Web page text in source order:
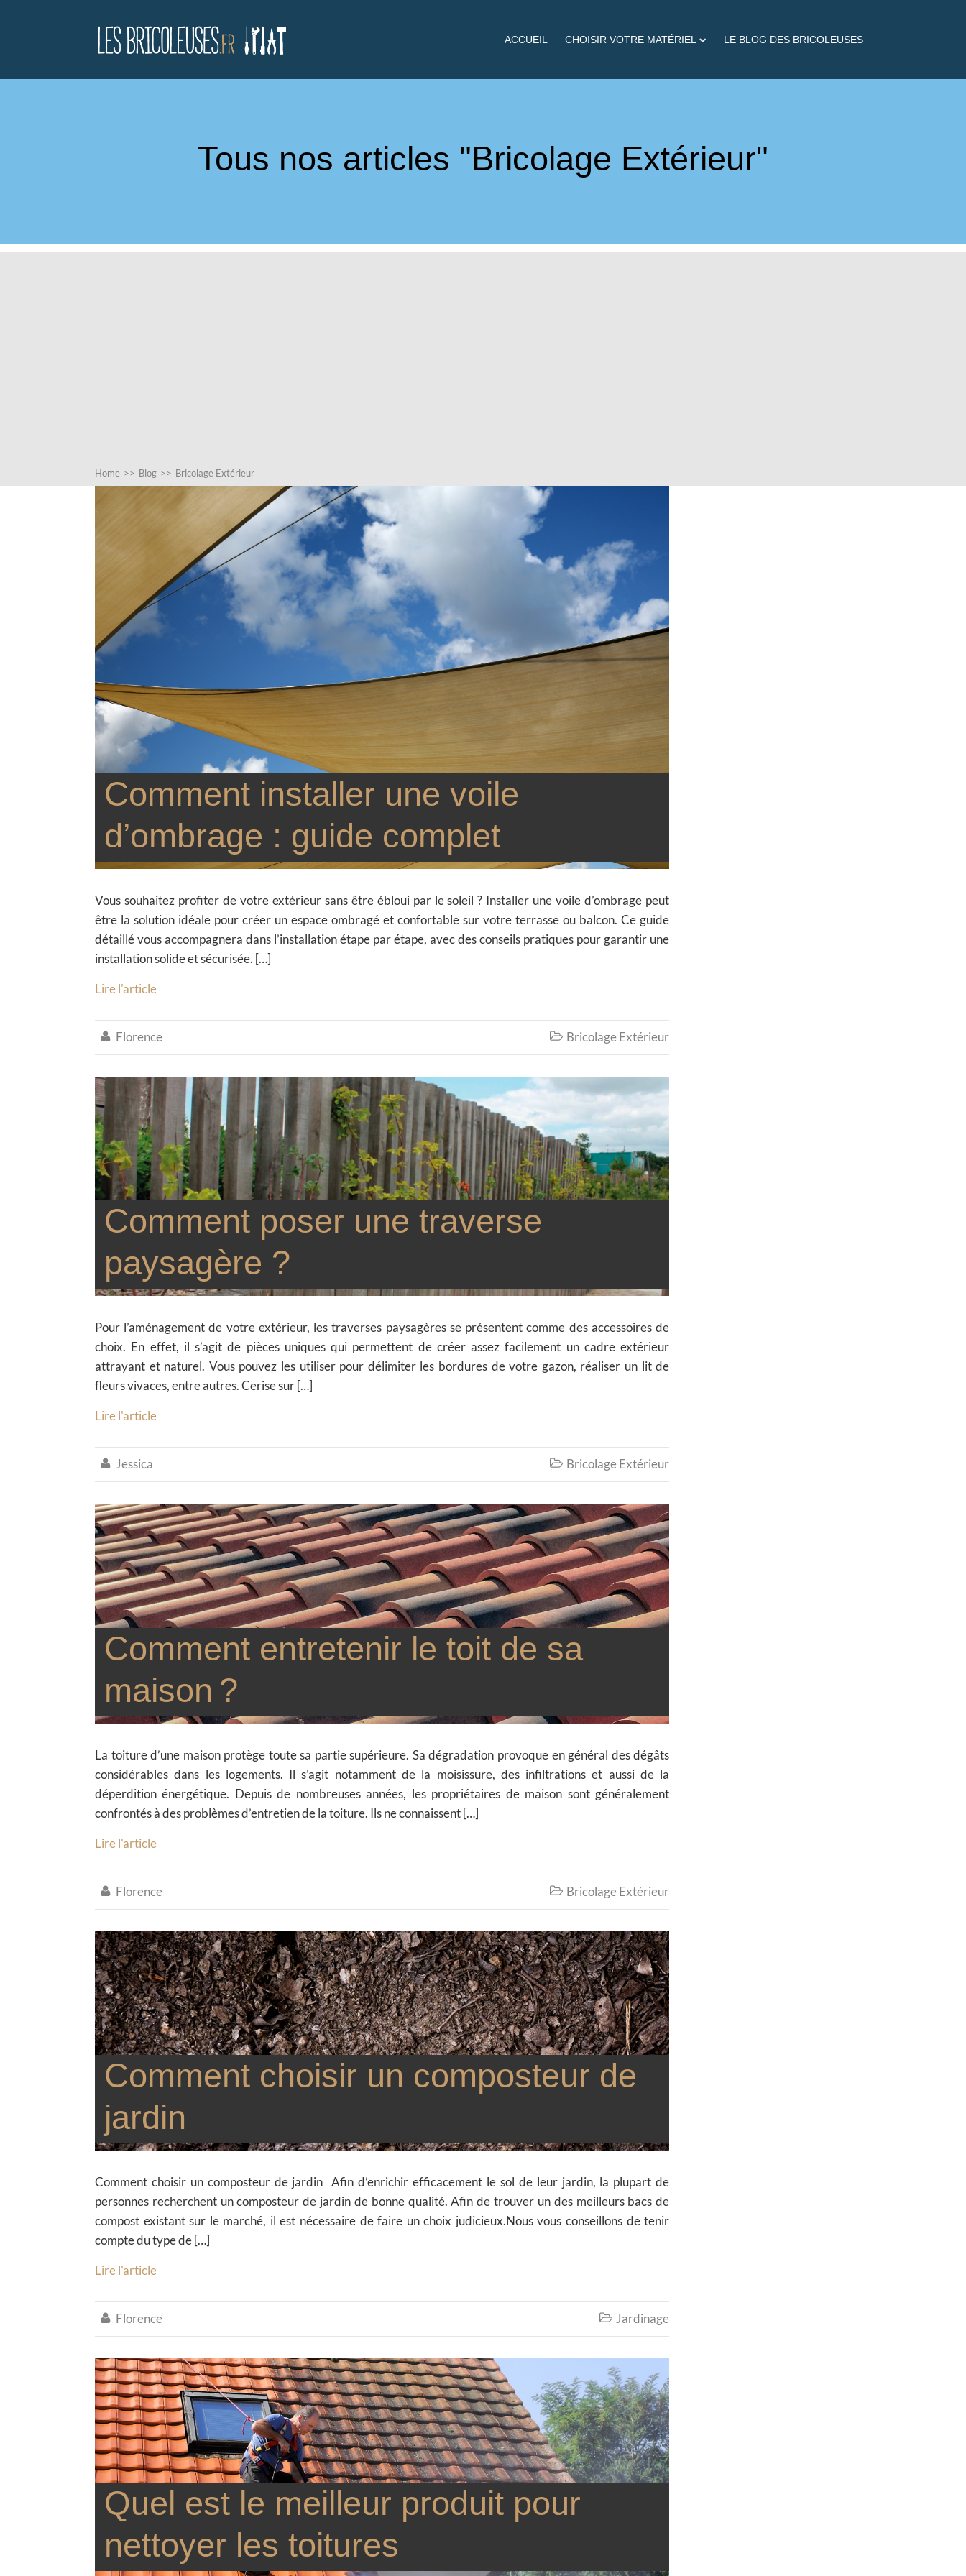
ACCUEIL CHOISIR VOTRE MATÉRIEL LE BLOG DES BRICOLEUSES
Tous nos articles "Bricolage Extérieur"
Home >> Blog >> Bricolage Extérieur
Comment installer une voile
d’ombrage : guide complet
Vous souhaitez profiter de votre extérieur sans être ébloui par le soleil ? Installer une voile d’ombrage peut
être la solution idéale pour créer un espace ombragé et confortable sur votre terrasse ou balcon. Ce guide
détaillé vous accompagnera dans l’installation étape par étape, avec des conseils pratiques pour garantir une
installation solide et sécurisée. […]
Lire l'article
 Florence  Bricolage Extérieur
Comment poser une traverse
paysagère ?
Pour l’aménagement de votre extérieur, les traverses paysagères se présentent comme des accessoires de
choix. En effet, il s’agit de pièces uniques qui permettent de créer assez facilement un cadre extérieur
attrayant et naturel. Vous pouvez les utiliser pour délimiter les bordures de votre gazon, réaliser un lit de
fleurs vivaces, entre autres. Cerise sur […]
Lire l'article
 Jessica  Bricolage Extérieur
Comment entretenir le toit de sa
maison ?
La toiture d’une maison protège toute sa partie supérieure. Sa dégradation provoque en général des dégâts
considérables dans les logements. Il s’agit notamment de la moisissure, des infiltrations et aussi de la
déperdition énergétique. Depuis de nombreuses années, les propriétaires de maison sont généralement
confrontés à des problèmes d’entretien de la toiture. Ils ne connaissent […]
Lire l'article
 Florence  Bricolage Extérieur
Comment choisir un composteur de
jardin
Comment choisir un composteur de jardin Afin d’enrichir efficacement le sol de leur jardin, la plupart de
personnes recherchent un composteur de jardin de bonne qualité. Afin de trouver un des meilleurs bacs de
compost existant sur le marché, il est nécessaire de faire un choix judicieux.Nous vous conseillons de tenir
compte du type de […]
Lire l'article
 Florence  Jardinage
Quel est le meilleur produit pour
nettoyer les toitures